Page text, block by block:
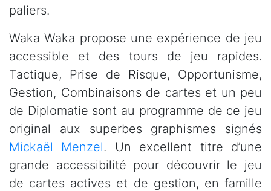
paliers.
Waka Waka propose une expérience de jeu
accessible et des tours de jeu rapides.
Tactique, Prise de Risque, Opportunisme,
Gestion, Combinaisons de cartes et un peu
de Diplomatie sont au programme de ce jeu
original aux superbes graphismes signés
Mickaël Menzel. Un excellent titre d’une
grande accessibilité pour découvrir le jeu
de cartes actives et de gestion, en famille